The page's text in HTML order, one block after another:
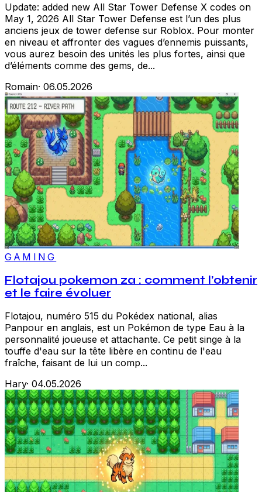
Update: added new All Star Tower Defense X codes on
May 1, 2026 All Star Tower Defense est l’un des plus
anciens jeux de tower defense sur Roblox. Pour monter
en niveau et affronter des vagues d’ennemis puissants,
vous aurez besoin des unités les plus fortes, ainsi que
d’éléments comme des gems, de...
Romain· 06.05.2026
GAMING
Flotajou pokemon za : comment l’obtenir
et le faire évoluer
Flotajou, numéro 515 du Pokédex national, alias
Panpour en anglais, est un Pokémon de type Eau à la
personnalité joueuse et attachante. Ce petit singe à la
touffe d'eau sur la tête libère en continu de l'eau
fraîche, faisant de lui un comp...
Hary· 04.05.2026